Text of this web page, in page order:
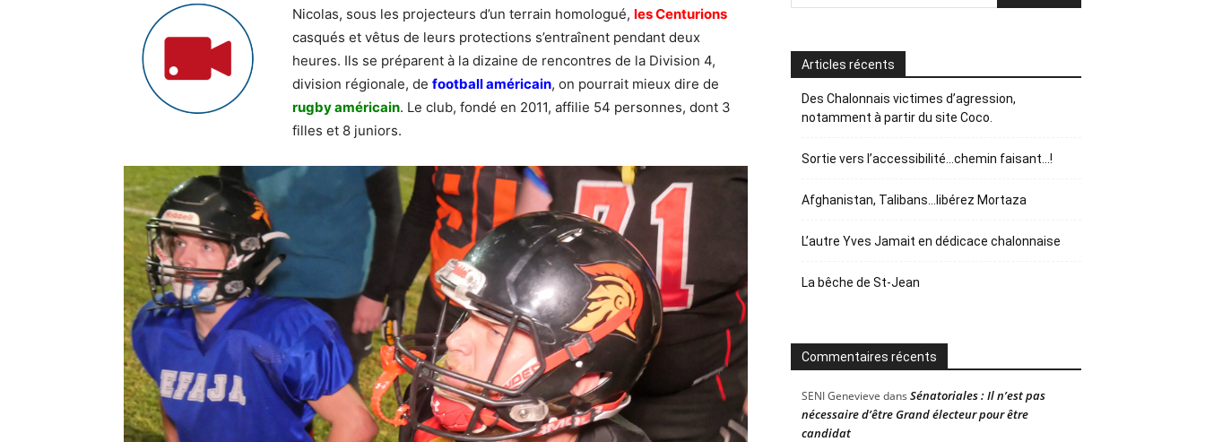
Nicolas, sous les projecteurs d’un terrain homologué, les Centurions
casqués et vêtus de leurs protections s’entraînent pendant deux
heures. Ils se préparent à la dizaine de rencontres de la Division 4,
division régionale, de football américain, on pourrait mieux dire de
rugby américain. Le club, fondé en 2011, affilie 54 personnes, dont 3
filles et 8 juniors.
Articles récents
Des Chalonnais victimes d’agression,
notamment à partir du site Coco.
Sortie vers l’accessibilité…chemin faisant…!
Afghanistan, Talibans…libérez Mortaza
L’autre Yves Jamait en dédicace chalonnaise
La bêche de St-Jean
Commentaires récents
SENI Genevieve dans Sénatoriales : Il n’est pas
nécessaire d’être Grand électeur pour être
candidat